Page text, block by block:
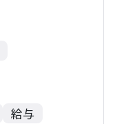
給与